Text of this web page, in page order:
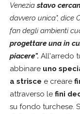
Veneziastavo
davvero unica", dice
fan degli ambienti
progettare una in
piacere". All'arredo
abbinare uno
a strisce e creare
attraverso le fini
su fondo turchese.